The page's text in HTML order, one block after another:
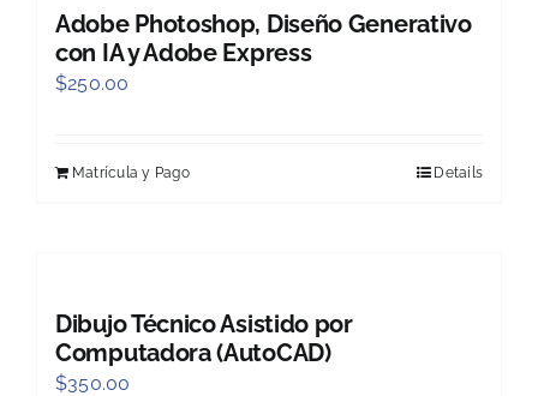
Adobe Photoshop, Diseño Generativo
con IA y Adobe Express
$250.00
Matrícula y Pago Details
Dibujo Técnico Asistido por
Computadora (AutoCAD)
$350.00